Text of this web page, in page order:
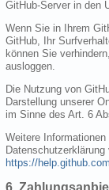
GitHub-Server in den
Wenn Sie in Ihrem
GitHub, Ihr
können Sie
ausloggen.
Die Nutzung von
Darstellung unserer
im Sinne des Art. 6
Weitere
https://
6.